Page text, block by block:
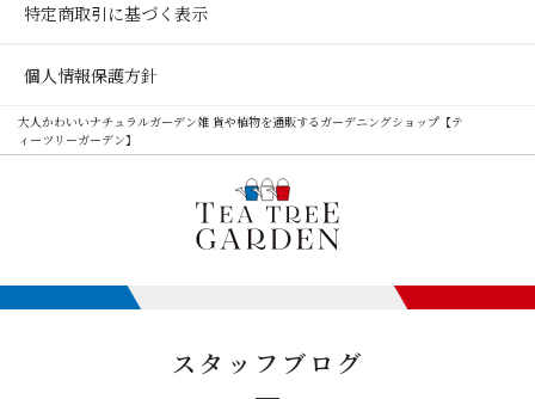
特定商取引に基づく表示
個人情報保護方針
大人かわいいナチュラルガーデン雑 貨や植物を通販するガーデニングショップ【テ
ィーツリーガーデン】
スタッフブログ